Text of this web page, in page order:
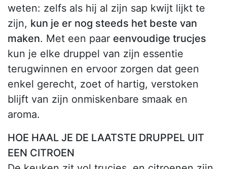
weten: zelfs als hij al zijn sap kwijt lijkt te
zijn, kun je er nog steeds het beste van
maken. Met een paar eenvoudige trucjes
kun je elke druppel van zijn essentie
terugwinnen en ervoor zorgen dat geen
enkel gerecht, zoet of hartig, verstoken
blijft van zijn onmiskenbare smaak en
aroma.
HOE HAAL JE DE LAATSTE DRUPPEL UIT
EEN CITROEN